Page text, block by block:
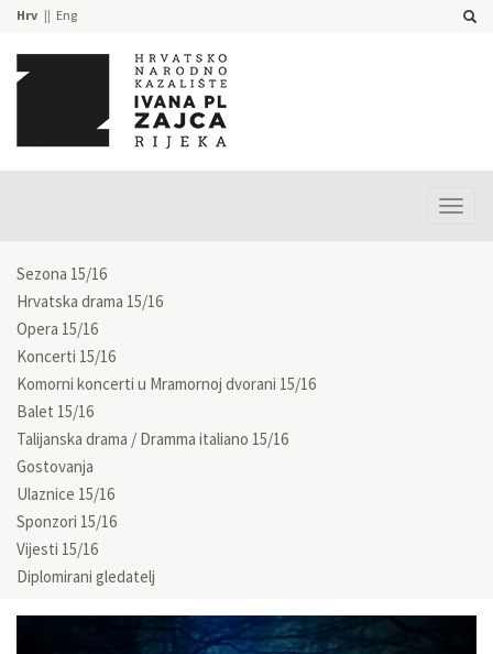
Hrv Eng
Sezona 15/16
Hrvatska drama 15/16
Opera 15/16
Koncerti 15/16
Komorni koncerti u Mramornoj dvorani 15/16
Balet 15/16
Talijanska drama / Dramma italiano 15/16
Gostovanja
Ulaznice 15/16
Sponzori 15/16
Vijesti 15/16
Diplomirani gledatelj